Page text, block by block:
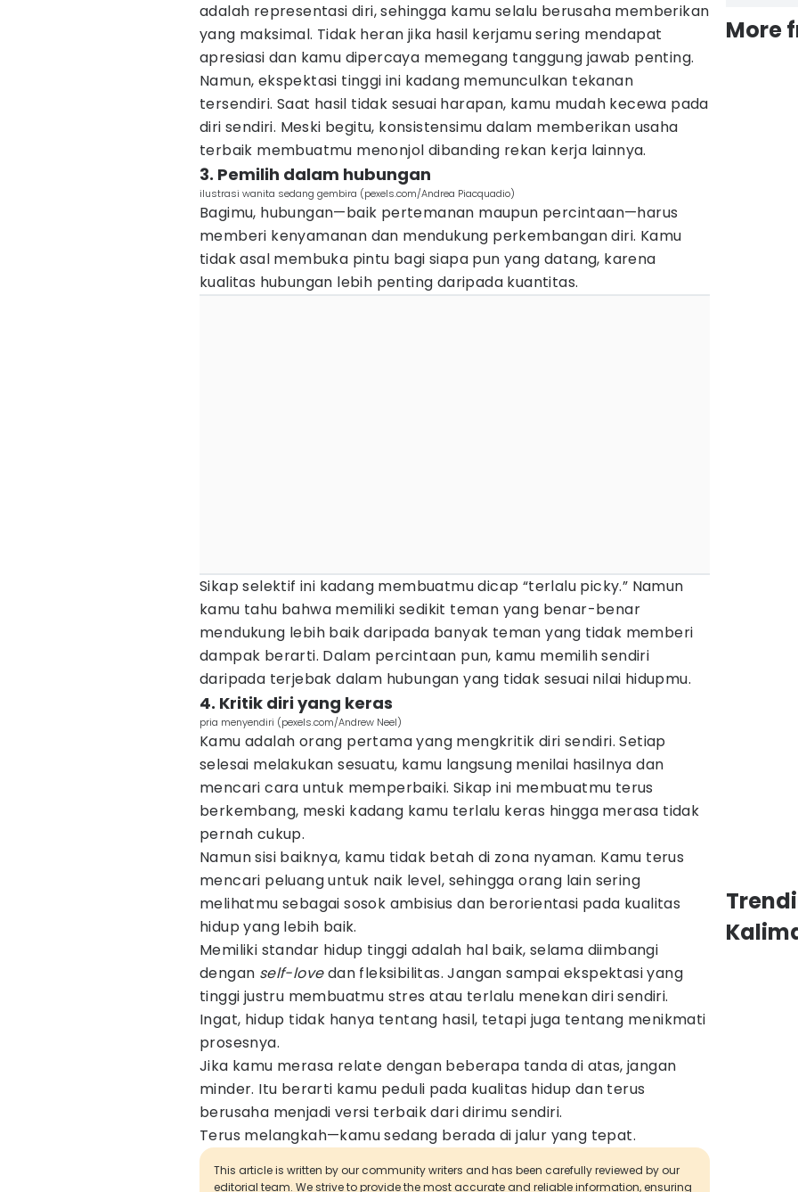
adalah representasi diri, sehingga kamu selalu berusaha memberikan
yang maksimal. Tidak heran jika hasil kerjamu sering mendapat
apresiasi dan kamu dipercaya memegang tanggung jawab penting.
Namun, ekspektasi tinggi ini kadang memunculkan tekanan
tersendiri. Saat hasil tidak sesuai harapan, kamu mudah kecewa pada
diri sendiri. Meski begitu, konsistensimu dalam memberikan usaha
terbaik membuatmu menonjol dibanding rekan kerja lainnya.
3. Pemilih dalam hubungan
ilustrasi wanita sedang gembira (pexels.com/Andrea Piacquadio)
Bagimu, hubungan—baik pertemanan maupun percintaan—harus
memberi kenyamanan dan mendukung perkembangan diri. Kamu
tidak asal membuka pintu bagi siapa pun yang datang, karena
kualitas hubungan lebih penting daripada kuantitas.
Sikap selektif ini kadang membuatmu dicap “terlalu picky.” Namun
kamu tahu bahwa memiliki sedikit teman yang benar-benar
mendukung lebih baik daripada banyak teman yang tidak memberi
dampak berarti. Dalam percintaan pun, kamu memilih sendiri
daripada terjebak dalam hubungan yang tidak sesuai nilai hidupmu.
4. Kritik diri yang keras
pria menyendiri (pexels.com/Andrew Neel)
Kamu adalah orang pertama yang mengkritik diri sendiri. Setiap
selesai melakukan sesuatu, kamu langsung menilai hasilnya dan
mencari cara untuk memperbaiki. Sikap ini membuatmu terus
berkembang, meski kadang kamu terlalu keras hingga merasa tidak
pernah cukup.
Namun sisi baiknya, kamu tidak betah di zona nyaman. Kamu terus
mencari peluang untuk naik level, sehingga orang lain sering
melihatmu sebagai sosok ambisius dan berorientasi pada kualitas
hidup yang lebih baik.
Memiliki standar hidup tinggi adalah hal baik, selama diimbangi
dengan self-lovedan fleksibilitas. Jangan sampai ekspektasi yang
tinggi justru membuatmu stres atau terlalu menekan diri sendiri.
Ingat, hidup tidak hanya tentang hasil, tetapi juga tentang menikmati
prosesnya.
Jika kamu merasa relate dengan beberapa tanda di atas, jangan
minder. Itu berarti kamu peduli pada kualitas hidup dan terus
berusaha menjadi versi terbaik dari dirimu sendiri.
Terus melangkah—kamu sedang berada di jalur yang tepat.
This article is written by our community writers and has been carefully reviewed by our
editorial team. We strive to provide the most accurate and reliable information, ensuring
More